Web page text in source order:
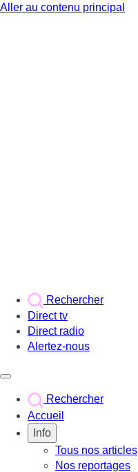
Aller au contenu principal
Rechercher
Direct tv
Direct radio
Alertez-nous
Rechercher
Accueil
Info
Tous nos articles
Nos reportages